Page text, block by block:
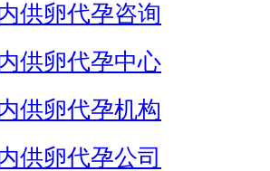
供卵代孕咨询
供卵代孕中心
供卵代孕机构
供卵代孕公司